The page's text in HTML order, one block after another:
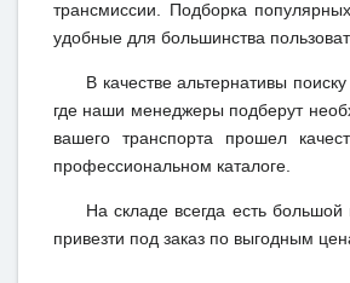
трансмиссии. Подборка
удобные для большинства
В качестве альтернативы
где наши менеджеры подберут
вашего транспорта прошел
профессиональном каталоге.
На складе всегда есть
привезти под заказ по выгодным